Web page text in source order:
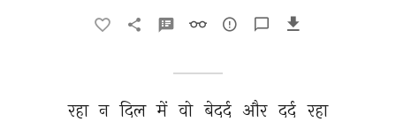
रहा न दिल में वो बेदर्द और दर्द रहा